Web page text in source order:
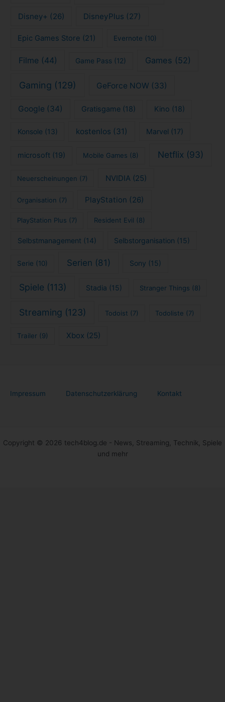
Disney+ (26) DisneyPlus (27)
Epic Games Store (21) Evernote (10)
Filme(44) Game Pass (12) Games (52)
Gaming (129) GeForce NOW (33)
Google (34) Gratisgame (18) Kino (18)
Konsole (13) kostenlos (31) Marvel (17)
microsoft (19) Mobile Games (8) Netflix (93)
Neuerscheinungen (7) NVIDIA (25)
Organisation (7) PlayStation (26)
PlayStation Plus (7) Resident Evil (8)
Selbstmanagement (14) Selbstorganisation (15)
Serie (10) Serien (81) Sony (15)
Spiele (113) Stadia (15) Stranger Things (8)
Streaming (123) Todoist (7) Todoliste (7)
Trailer (9) Xbox (25)
Impressum Datenschutzerklärung Kontakt
Copyright © 2026 tech4blog.de - News, Streaming, Technik, Spiele
und mehr